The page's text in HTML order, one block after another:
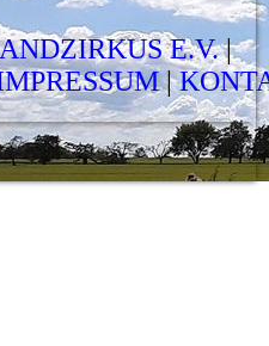
E.V. |
|